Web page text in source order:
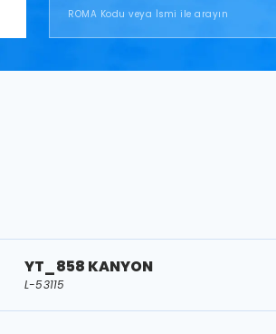
YT_858 KANYON
L-53115